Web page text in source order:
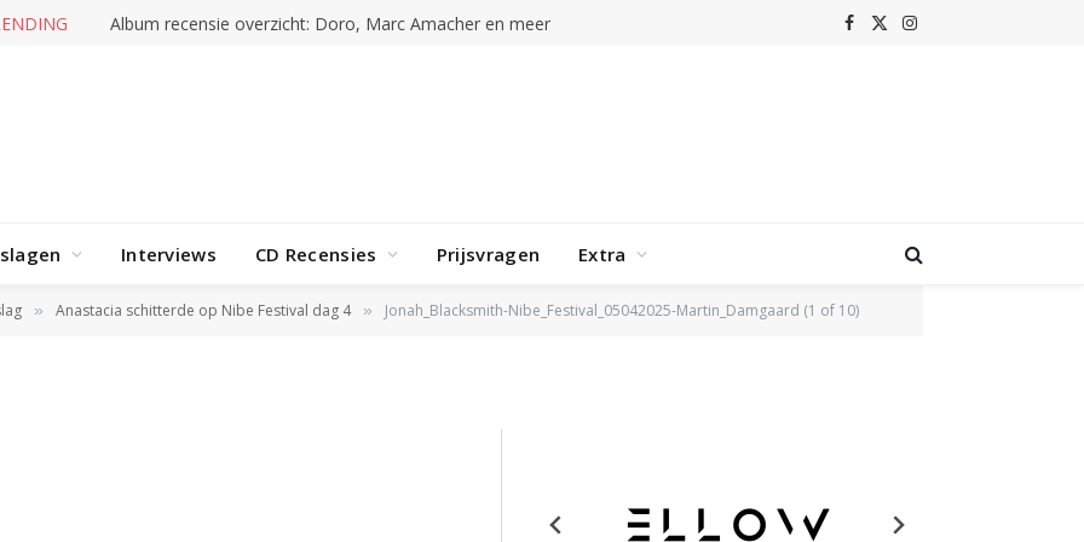
Album recensie overzicht: Doro, Marc Amacher en meer Facebook
X
Instagram
Interviews CD Recensies Prijsvragen Extra
» Anastacia schitterde op Nibe Festival dag 4 » Jonah_Blacksmith-Nibe_Festival_05042025-Martin_Damgaard (1 of 10)
of 10)